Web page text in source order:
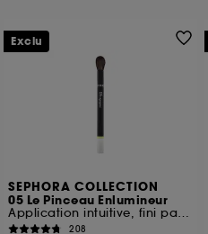
SEPHORA COLLECTION
05 Le Pinceau Enlumineur
Application intuitive, fini parfait
208
Exclu